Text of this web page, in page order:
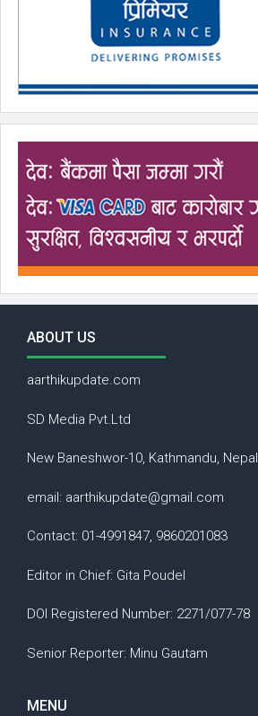
ABOUT US
aarthikupdate.com
SD Media Pvt.Ltd
New Baneshwor-10, Kathmandu, Nepal
email: aarthikupdate@gmail.com
Contact: 01-4991847, 9860201083
Editor in Chief: Gita Poudel
DOI Registered Number: 2271/077-78
Senior Reporter: Minu Gautam
MENU